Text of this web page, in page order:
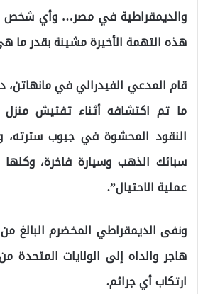
والديمقراطية في مصر… وأي
هذه التهمة الأخيرة مشينة بقدر
قام المدعي الفيدرالي في مانهاتن،
ما تم اكتشافه أثناء تفتيش
النقود المحشوة في جيوب سترته،
سبائك الذهب وسيارة فاخرة،
عملية الاحتيال”.
هاجر والداه إلى الولايات المتحدة
ارتكاب أي جرائم.